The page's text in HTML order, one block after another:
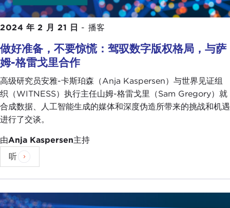
2024 年 2 月 21 日 - 播客
做好准备，不要惊慌：驾驭数字版权格局，与萨
姆-格雷戈里合作
高级研究员安雅-卡斯珀森（Anja Kaspersen）与世界见证组
织（WITNESS）执行主任山姆-格雷戈里（Sam Gregory）就
合成数据、人工智能生成的媒体和深度伪造所带来的挑战和机遇
进行了交谈。
由Anja Kaspersen主持
听